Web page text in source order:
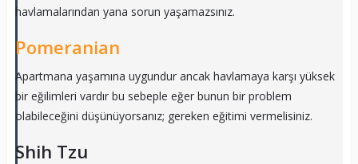
havlamalarından yana sorun yaşamazsınız.
Pomeranian
Apartmana yaşamına uygundur ancak havlamaya karşı yüksek
bir eğilimleri vardır bu sebeple eğer bunun bir problem
olabileceğini düşünüyorsanız; gereken eğitimi vermelisiniz.
Shih Tzu